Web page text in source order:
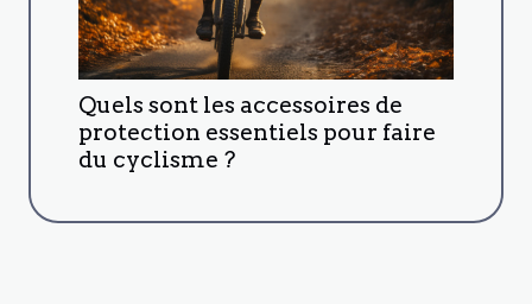
Quels sont les accessoires de
protection essentiels pour faire
du cyclisme ?